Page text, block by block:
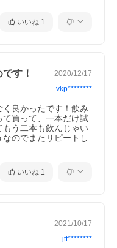
いいね 1
す！ 2020/12/17
vkp********
良かったです！飲み
買って、一本だけ試
もう二本も飲んじゃい
のでまたリピートし
いいね 1
2021/10/17
jtt********